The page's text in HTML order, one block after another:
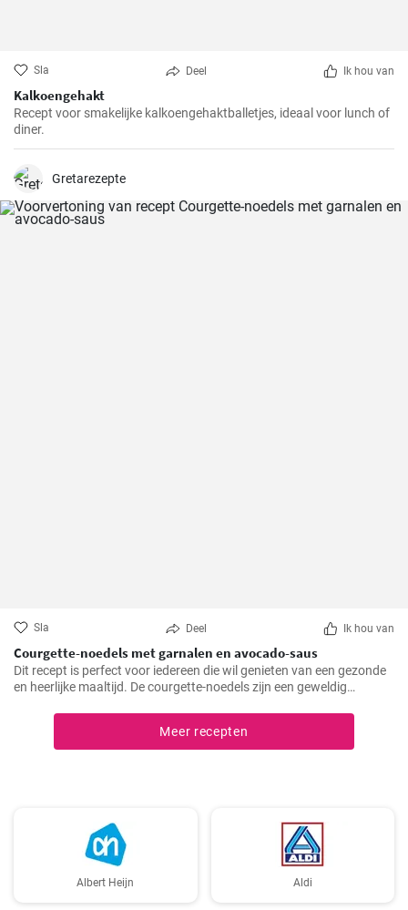
Sla Deel Ik hou van
Kalkoengehakt
Recept voor smakelijke kalkoengehaktballetjes, ideaal voor lunch of
diner.
Gretarezepte
Sla Deel Ik hou van
Courgette-noedels met garnalen en avocado-saus
Dit recept is perfect voor iedereen die wil genieten van een gezonde
en heerlijke maaltijd. De courgette-noedels zijn een geweldig
avocado-saus een verfrissende en bevredigende smaak toevoegen.
Meer recepten
Albert Heijn Aldi